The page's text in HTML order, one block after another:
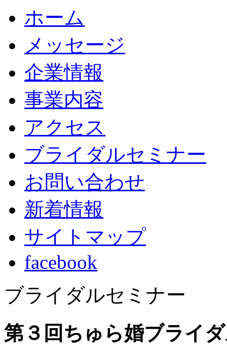
ホーム
メッセージ
企業情報
事業内容
アクセス
ブライダルセミナー
お問い合わせ
新着情報
サイトマップ
facebook
ブライダルセミナー
第３回ちゅら婚ブライ